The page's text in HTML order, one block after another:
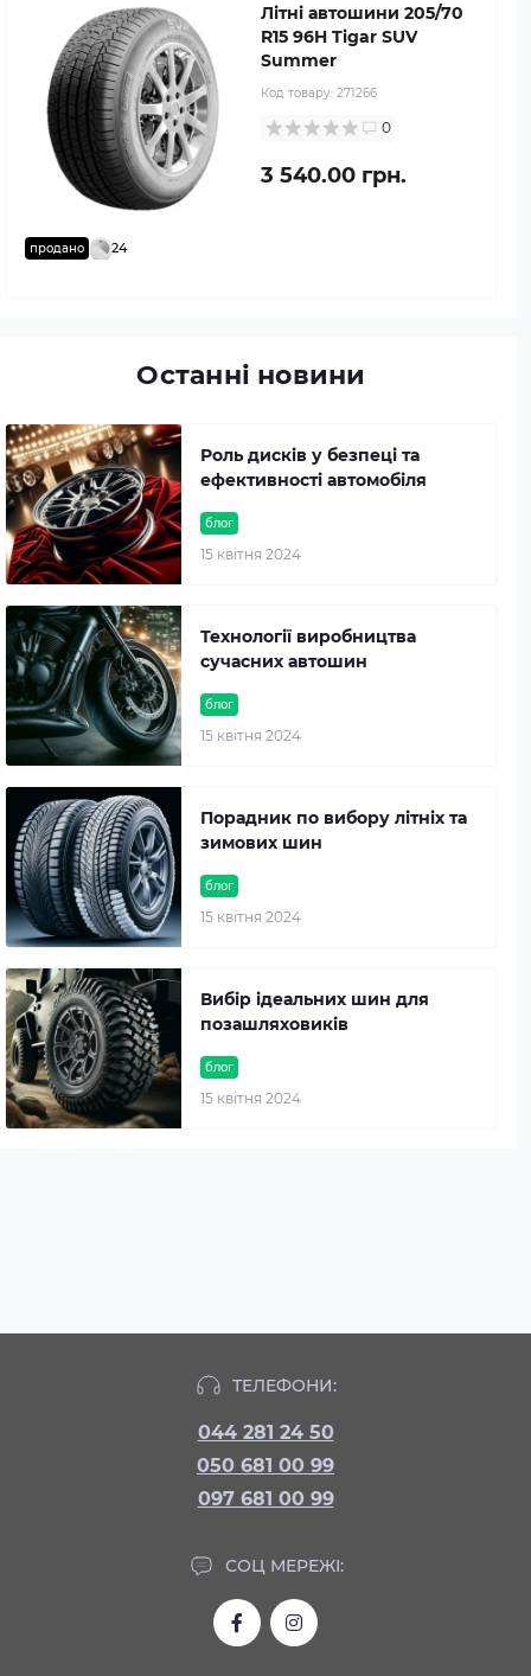
продано 24
Літні автошини 205/70
R15 96H Tigar SUV
Summer
Код товару: 271266
0
3 540.00 грн.
Останні новини
блог
15 квітня 2024
Роль дисків у безпеці та
ефективності автомобіля
блог
15 квітня 2024
Технології виробництва
сучасних автошин
блог
15 квітня 2024
Порадник по вибору літніх та
зимових шин
блог
15 квітня 2024
Вибір ідеальних шин для
позашляховиків
ТЕЛЕФОНИ:
044 281 24 50
050 681 00 99
097 681 00 99
СОЦ МЕРЕЖІ: